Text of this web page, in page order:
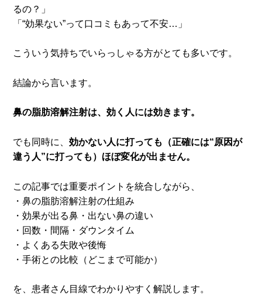
るの？」
「“効果ない”って口コミもあって不安…」
こういう気持ちでいらっしゃる方がとても多いです。
結論から言います。
鼻の脂肪溶解注射は、効く人には効きます。
でも同時に、効かない人に打っても（正確には“原因が
違う人”に打っても）ほぼ変化が出ません。
この記事では重要ポイントを統合しながら、
・鼻の脂肪溶解注射の仕組み
・効果が出る鼻・出ない鼻の違い
・回数・間隔・ダウンタイム
・よくある失敗や後悔
・手術との比較（どこまで可能か）
を、患者さん目線でわかりやすく解説します。